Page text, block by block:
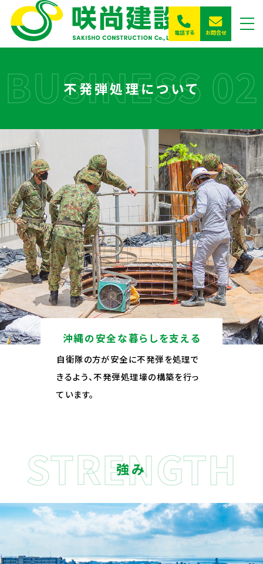
電話する
お問合せ
一般
採用
不発弾処理について
沖縄の安全な暮らしを支える
自衛隊の方が安全に不発弾を処理で
きるよう、不発弾処理壕の構築を行っ
ています。
強み